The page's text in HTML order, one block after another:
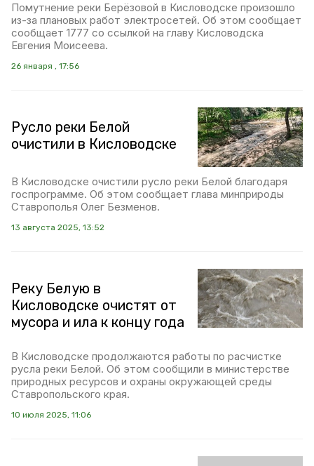
Помутнение реки Берёзовой в Кисловодске произошло
из-за плановых работ электросетей. Об этом сообщает
сообщает 1777 со ссылкой на главу Кисловодска
Евгения Моисеева.
26 января , 17:56
Русло реки Белой
очистили в Кисловодске
В Кисловодске очистили русло реки Белой благодаря
госпрограмме. Об этом сообщает глава минприроды
Ставрополья Олег Безменов.
13 августа 2025, 13:52
Реку Белую в
Кисловодске очистят от
мусора и ила к концу года
В Кисловодске продолжаются работы по расчистке
русла реки Белой. Об этом сообщили в министерстве
природных ресурсов и охраны окружающей среды
Ставропольского края.
10 июля 2025, 11:06